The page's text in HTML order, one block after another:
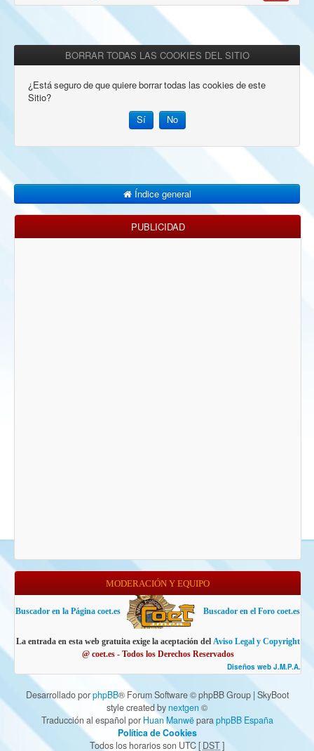
BORRAR TODAS LAS COOKIES DEL SITIO
¿Está seguro de que quiere borrar todas las cookies de este
Sitio?
Índice general
PUBLICIDAD
MODERACIÓN Y EQUIPO
Buscador en la Página coet.es Buscador en el Foro coet.es
La entrada en esta web gratuita exige la aceptación del Aviso Legal y Copyright
@ coet.es - Todos los Derechos Reservados
Diseños web J.M.P.A.
Desarrollado porphpBB® Forum Software © phpBB Group | SkyBoot
style created bynextgen ©
Traducción al español por Huan ManwëparaphpBB España
Política de Cookies
Todos los horarios son UTC [ DST]